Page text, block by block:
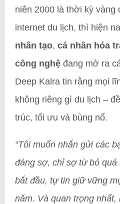
niên 2000 là thời kỳ vàng
internet du lịch, thì hiện
nhân tạo, cá nhân hóa
công nghệ đang mở ra
Deep Kalra tin rằng mọi
không riêng gì du lịch –
trúc, tối ưu và bùng nổ.
“Tôi muốn nhắn gửi các
đáng sợ, chỉ sợ từ bỏ
bắt đầu, tự tin giữ vững
năm. Và quan trọng